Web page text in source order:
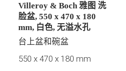
Villeroy & Boch 雅图 洗
脸盆, 550 x 470 x 180
mm, 白色, 无溢水孔
台上盆和碗盆
550 x 470 x 180 mm